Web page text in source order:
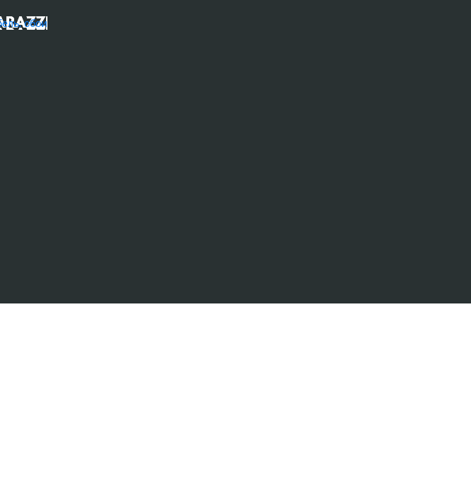
обои